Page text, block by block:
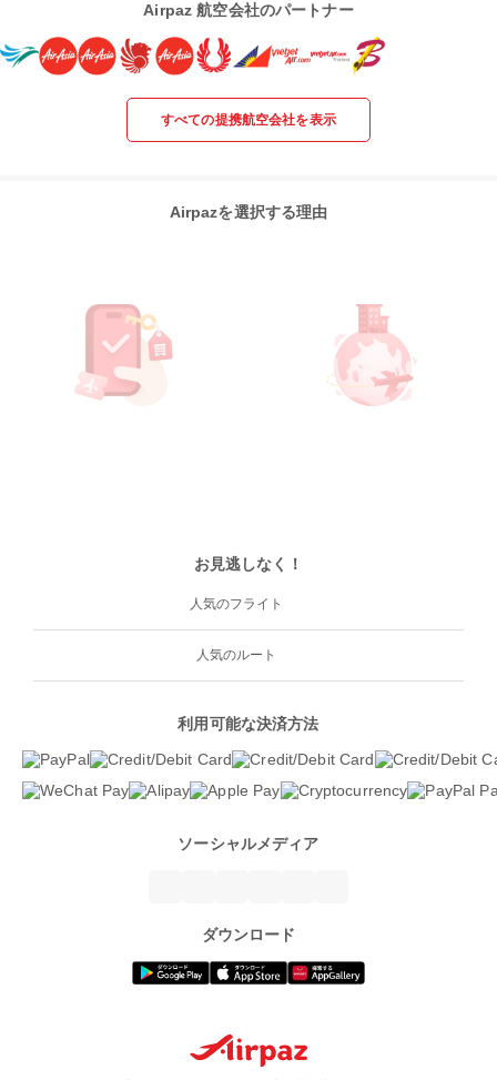
Airpaz 航空会社のパートナー
すべての提携航空会社を表示
Airpazを選択する理由
お見逃しなく！
人気のフライト
人気のルート
利用可能な決済方法
ソーシャルメディア
ダウンロード